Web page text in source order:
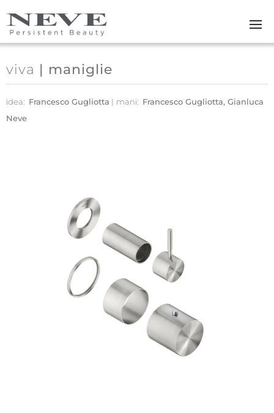
Skip to main content
viva | maniglie
idea: Francesco Gugliotta mani: Francesco Gugliotta, Gianluca
Neve